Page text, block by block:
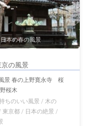
日本の春の風景
の風景
景 春の上野寛永寺 桜
桜木
ちのいい風景 /木の
東京都 / 日本の絶景 /